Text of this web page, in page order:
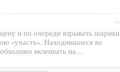
и по очереди взрывать шарики
«участь». Находившиеся во
вклеивать на…